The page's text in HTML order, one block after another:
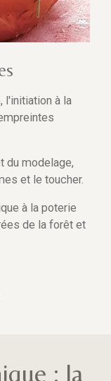
l'initiation à la
du modelage,
et le toucher.
à la poterie
de la forêt et
: la